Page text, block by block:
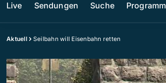
Live Sendungen Suche Programm
Aktuell Seilbahn will Eisenbahn retten